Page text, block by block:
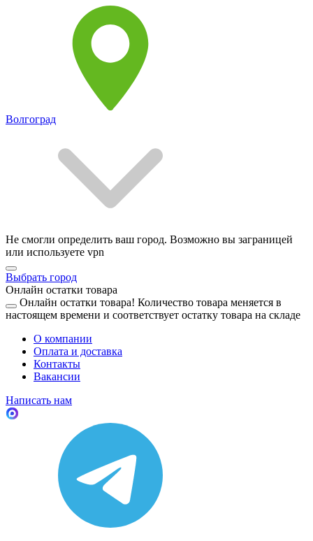
Волгоград
Не смогли определить ваш город. Возможно вы заграницей
или используете vpn
Выбрать город
Онлайн остатки товара
Онлайн остатки товара! Количество товара меняется в
настоящем времени и соответствует остатку товара на складе
О компании
Оплата и доставка
Контакты
Вакансии
Написать нам